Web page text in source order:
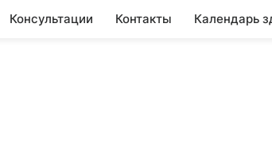
Консультации Контакты Календарь